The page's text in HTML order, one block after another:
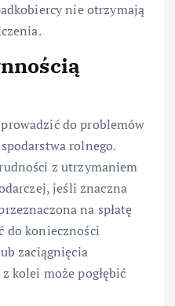
nie otrzymają
do problemów
rolnego.
z utrzymaniem
jeśli znaczna
na spłatę
do konieczności
zaciągnięcia
kolei może pogłębić